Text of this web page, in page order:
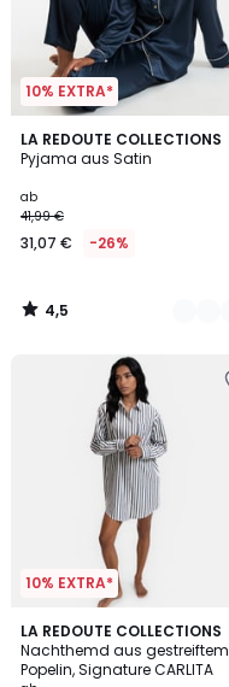
10% EXTRA*
LA REDOUTE COLLECTIONS
Pyjama aus Satin
ab
41,99 €
31,07 € -26%
4,5
/ 5
2
Farben
4,5
/
10% EXTRA*
LA REDOUTE COLLECTIONS
Nachthemd aus gestreiftem
Popelin, Signature CARLITA
4,7
/ 5
2
Farben